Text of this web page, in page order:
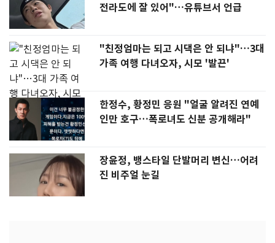
전라도에 잘 있어"…유튜브서 언급
"친정엄마는 되고 시댁은 안 되냐"…3대
가족 여행 다녀오자, 시모 '발끈'
한정수, 황정민 응원 "얼굴 알려진 연예
인만 호구…폭로녀도 신분 공개해라"
장윤정, 뱅스타일 단발머리 변신…어려
진 비주얼 눈길